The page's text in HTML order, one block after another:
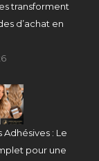
transforment
d’achat en
Adhésives : Le
pour une